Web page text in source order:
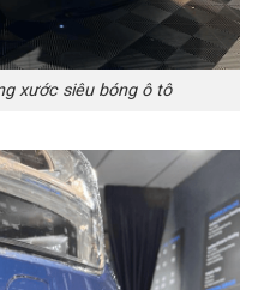
xước siêu bóng ô tô